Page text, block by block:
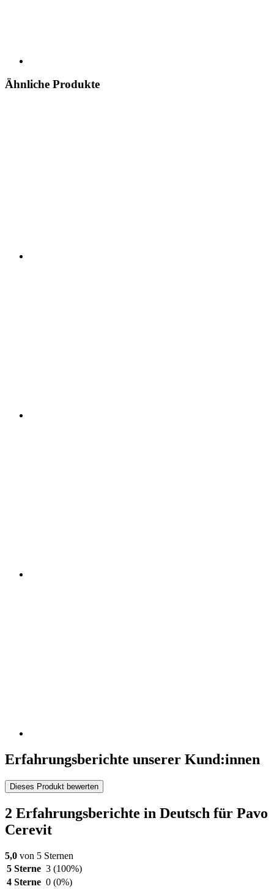
Ähnliche Produkte
Erfahrungsberichte unserer Kund:innen
Dieses Produkt bewerten
2 Erfahrungsberichte in Deutsch für Pavo
Cerevit
5,0 von 5 Sternen
5 Sterne 3 (100%)
4 Sterne 0 (0%)